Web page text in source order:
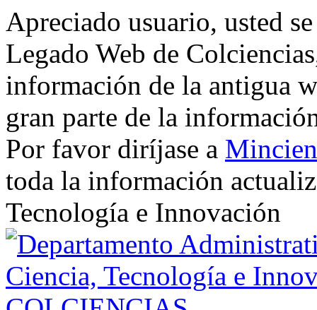
Apreciado usuario, usted
Legado Web de
información de la antigua
gran parte de la
Por favor diríjase a
toda la información
Tecnología e Innovación